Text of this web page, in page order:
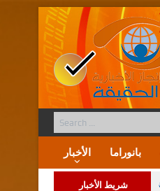
الأخبار بانوراما
شريط الأخبار